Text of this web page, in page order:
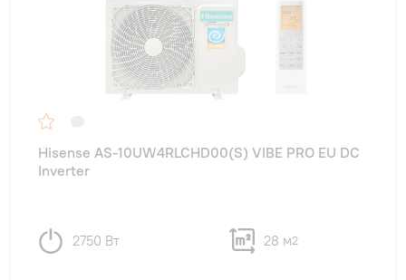
Hisense AS-10UW4RLCHD00(S) VIBE PRO EU DC
Inverter
2750 Вт 28 м2